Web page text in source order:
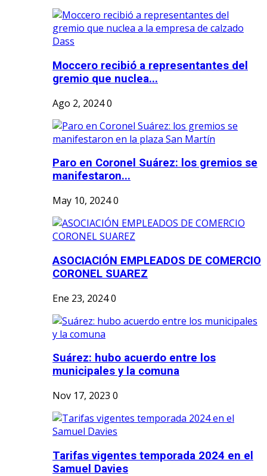
Moccero recibió a representantes del
gremio que nuclea...
Ago 2, 20240
Paro en Coronel Suárez: los gremios se
manifestaron...
May 10, 20240
ASOCIACIÓN EMPLEADOS DE COMERCIO
CORONEL SUAREZ
Ene 23, 20240
Suárez: hubo acuerdo entre los
municipales y la comuna
Nov 17, 2023 0
Tarifas vigentes temporada 2024 en el
Samuel Davies